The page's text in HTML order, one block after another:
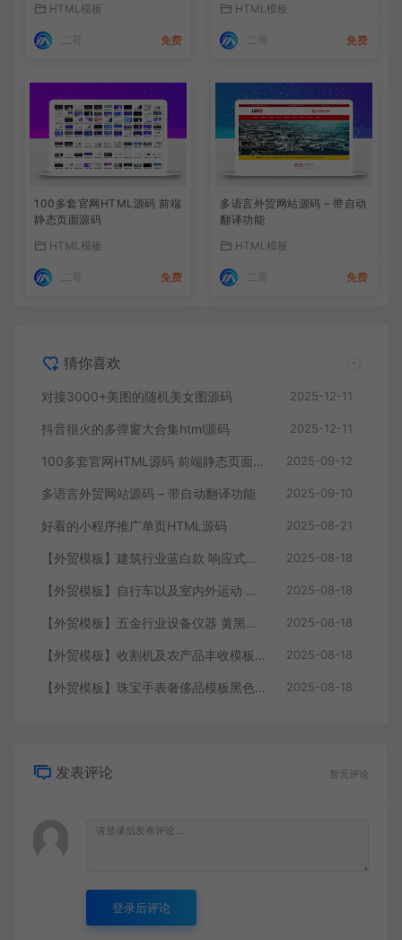
HTML模板
免费
HTML模板
免费
100多套官网HTML源码 前端
静态页面源码
HTML模板
免费
多语言外贸网站源码 – 带自动
翻译功能
HTML模板
免费
猜你喜欢
对接3000+美图的随机美女图源码 2025-12-11
抖音很火的多弹窗大合集html源码 2025-12-11
100多套官网HTML源码 前端静态页面源码 2025-09-12
多语言外贸网站源码 – 带自动翻译功能 2025-09-10
好看的小程序推广单页HTML源码 2025-08-21
【外贸模板】建筑行业蓝白款 响应式模板静态html文件 2025-08-18
【外贸模板】自行车以及室内外运动 黑灰 响应式模板静态html文件 2025-08-18
【外贸模板】五金行业设备仪器 黄黑款 响应式模板静态html文件 2025-08-18
【外贸模板】收割机及农产品丰收模板 绿色 响应式模板静态html文件 2025-08-18
【外贸模板】珠宝手表奢侈品模板黑色 响应式模板静态html文件 2025-08-18
发表评论 暂无评论
登录后评论